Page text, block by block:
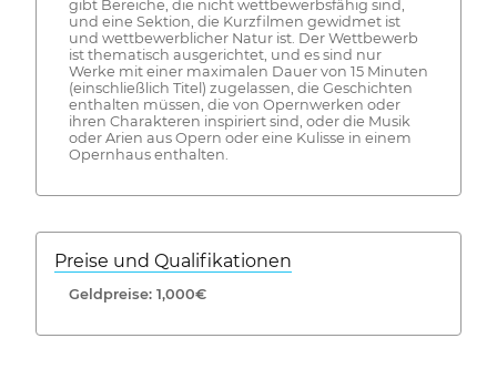
gibt Bereiche, die nicht wettbewerbsfähig sind,
und eine Sektion, die Kurzfilmen gewidmet ist
und wettbewerblicher Natur ist. Der Wettbewerb
ist thematisch ausgerichtet, und es sind nur
Werke mit einer maximalen Dauer von 15 Minuten
(einschließlich Titel) zugelassen, die Geschichten
enthalten müssen, die von Opernwerken oder
ihren Charakteren inspiriert sind, oder die Musik
oder Arien aus Opern oder eine Kulisse in einem
Opernhaus enthalten.
Preise und Qualifikationen
Geldpreise: 1,000€